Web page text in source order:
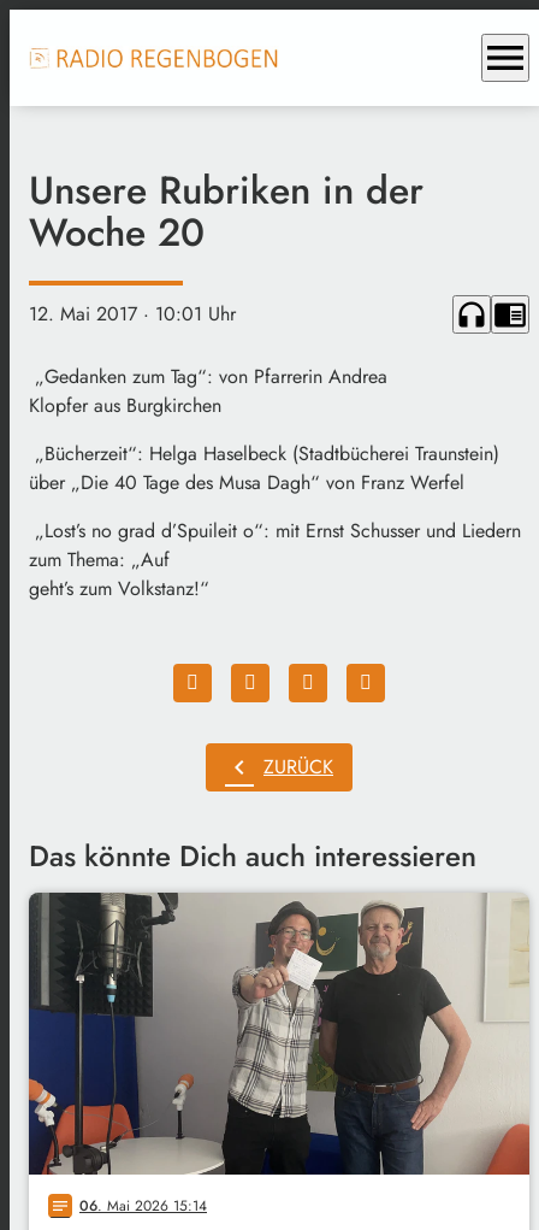
menu
Unsere Rubriken in der
Woche 20
12. Mai 2017 · 10:01 Uhr headphones chrome_reader_mode
„Gedanken zum Tag“: von Pfarrerin Andrea
Klopfer aus Burgkirchen
„Bücherzeit“: Helga Haselbeck (Stadtbücherei Traunstein)
über „Die 40 Tage des Musa Dagh“ von Franz Werfel
„Lost’s no grad d’Spuileit o“: mit Ernst Schusser und Liedern
zum Thema: „Auf
geht’s zum Volkstanz!“
chevron_left ZURÜCK
Das könnte Dich auch interessieren
notes 06. Mai 2026 15:14